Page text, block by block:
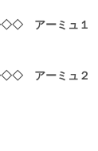
アーミュ１
アーミュ２